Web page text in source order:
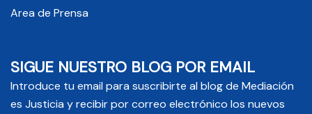
Area de Prensa
SIGUE NUESTRO BLOG POR EMAIL
Introduce tu email para suscribirte al blog de Mediación
es Justicia y recibir por correo electrónico los nuevos